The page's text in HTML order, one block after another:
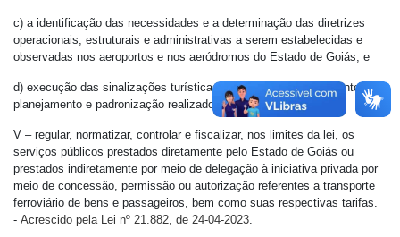
c) a identificação das necessidades e a determinação das diretrizes
operacionais, estruturais e administrativas a serem estabelecidas e
observadas nos aeroportos e nos aeródromos do Estado de Goiás; e
d) execução das sinalizações turísticas, observado o mapeamento,
planejamento e padronização realizado pela GOIÁS TURISMO.
V – regular, normatizar, controlar e fiscalizar, nos limites da lei, os
serviços públicos prestados diretamente pelo Estado de Goiás ou
prestados indiretamente por meio de delegação à iniciativa privada por
meio de concessão, permissão ou autorização referentes a transporte
ferroviário de bens e passageiros, bem como suas respectivas tarifas.
- Acrescido pela Lei nº 21.882, de 24-04-2023.